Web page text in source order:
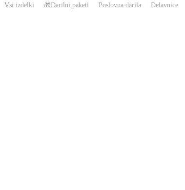
Vsi izdelki 🎁Darilni paketi Poslovna darila Delavnice